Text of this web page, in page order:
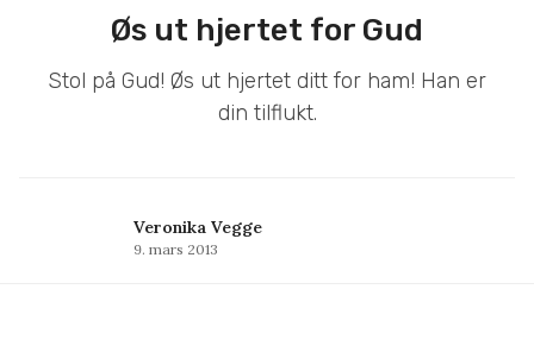
Øs ut hjertet for Gud
Stol på Gud! Øs ut hjertet ditt for ham! Han er
din tilflukt.
Veronika Vegge
9. mars 2013